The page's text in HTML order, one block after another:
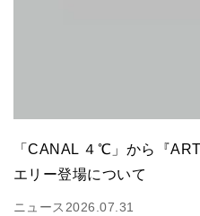
「CANAL ４℃」から『
エリー登場について
ニュース 2026.07.31